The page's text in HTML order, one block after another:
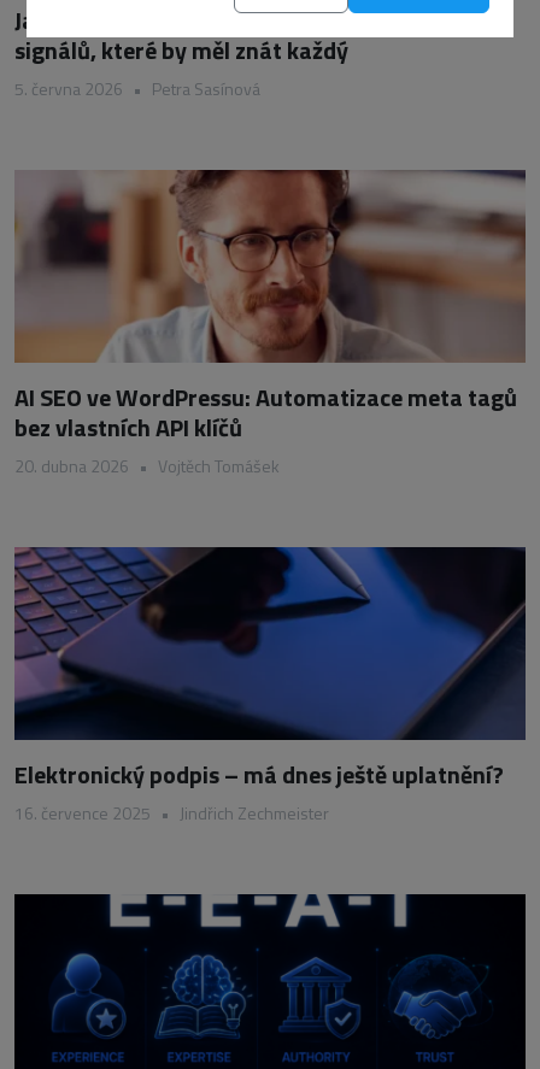
Jak poznat podvodný e-mail: 10 varovných
signálů, které by měl znát každý
5. června 2026 • Petra Sasínová
AI SEO ve WordPressu: Automatizace meta tagů
bez vlastních API klíčů
20. dubna 2026 • Vojtěch Tomášek
Elektronický podpis – má dnes ještě uplatnění?
16. července 2025 • Jindřich Zechmeister